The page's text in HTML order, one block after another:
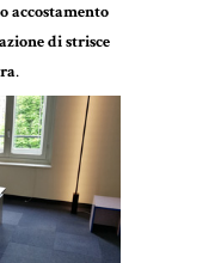
accostamento
di strisce
.